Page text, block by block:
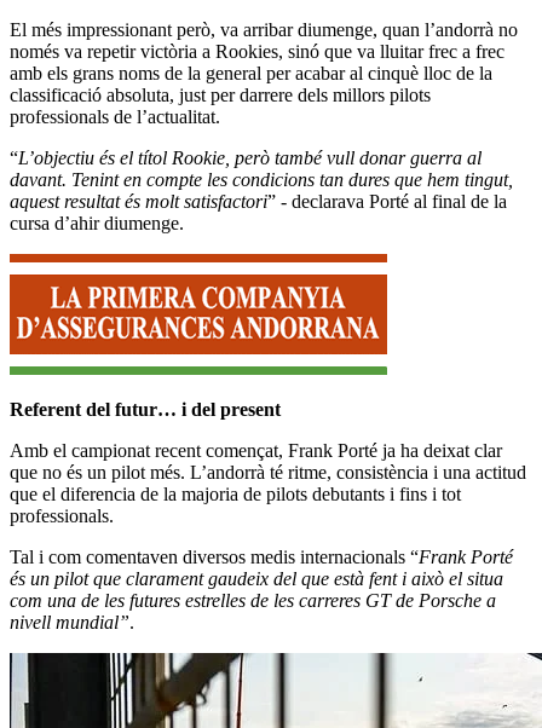
El més impressionant però, va arribar diumenge, quan l’andorrà no
només va repetir victòria a Rookies, sinó que va lluitar frec a frec
amb els grans noms de la general per acabar al cinquè lloc de la
classificació absoluta, just per darrere dels millors pilots
professionals de l’actualitat.
“L’objectiu és el títol Rookie, però també vull donar guerra al
davant. Tenint en compte les condicions tan dures que hem tingut,
aquest resultat és molt satisfactori” - declarava Porté al final de la
cursa d’ahir diumenge.
Referent del futur… i del present
Amb el campionat recent començat, Frank Porté ja ha deixat clar
que no és un pilot més. L’andorrà té ritme, consistència i una actitud
que el diferencia de la majoria de pilots debutants i fins i tot
professionals.
Tal i com comentaven diversos medis internacionals “Frank Porté
és un pilot que clarament gaudeix del que està fent i això el situa
com una de les futures estrelles de les carreres GT de Porsche a
nivell mundial”.